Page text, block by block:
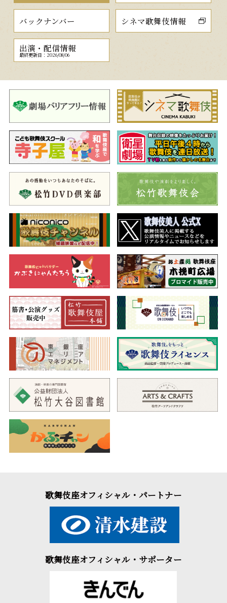
バックナンバー シネマ歌舞伎情報
出演・配信情報
最終更新日：2026/08/06
歌舞伎座オフィシャル・パートナー
歌舞伎座オフィシャル・サポーター